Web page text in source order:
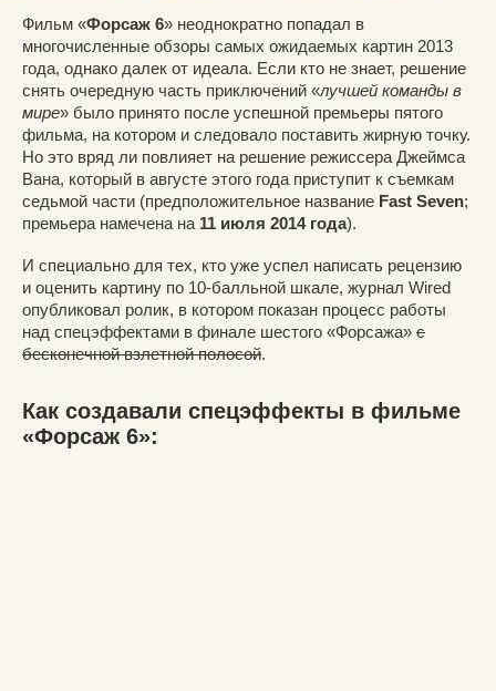
Фильм «Форсаж 6» неоднократно попадал в
многочисленные обзоры самых ожидаемых картин 2013
года, однако далек от идеала. Если кто не знает, решение
снять очередную часть приключений «лучшей команды в
мире» было принято после успешной премьеры пятого
фильма, на котором и следовало поставить жирную точку.
Но это вряд ли повлияет на решение режиссера Джеймса
Вана, который в августе этого года приступит к съемкам
седьмой части (предположительное название Fast Seven;
премьера намечена на 11 июля 2014 года).
И специально для тех, кто уже успел написать рецензию
и оценить картину по 10-балльной шкале, журнал Wired
опубликовал ролик, в котором показан процесс работы
над спецэффектами в финале шестого «Форсажа» с
бесконечной взлетной полосой.
Как создавали спецэффекты в фильме
«Форсаж 6»: